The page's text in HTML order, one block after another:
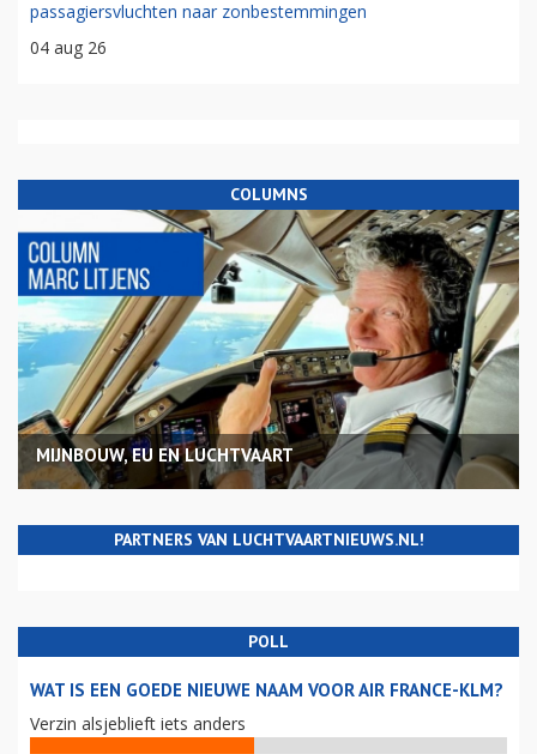
passagiersvluchten naar zonbestemmingen
04 aug 26
COLUMNS
MIJNBOUW, EU EN LUCHTVAART
PARTNERS VAN LUCHTVAARTNIEUWS.NL!
POLL
WAT IS EEN GOEDE NIEUWE NAAM VOOR AIR FRANCE-KLM?
Verzin alsjeblieft iets anders